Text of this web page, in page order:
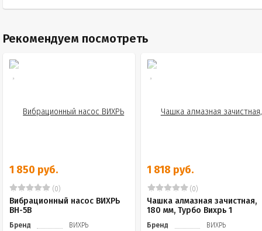
Рекомендуем посмотреть
1 850 руб.
(0)
Вибрационный насос ВИХРЬ
ВН-5В
Бренд
ВИХРЬ
1 818 руб.
(0)
Чашка алмазная зачистная,
180 мм, Турбо Вихрь 1
Бренд
ВИХРЬ